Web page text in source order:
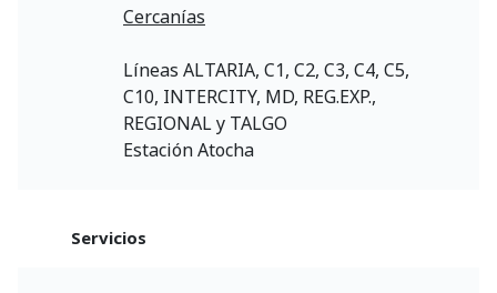
Cercanías
Líneas ALTARIA, C1, C2, C3, C4, C5,
C10, INTERCITY, MD, REG.EXP.,
REGIONAL y TALGO
Estación Atocha
Servicios